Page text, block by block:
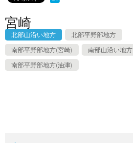
宮崎
北部山沿い地方 北部平野部地方
南部平野部地方(宮崎) 南部山沿い地方
南部平野部地方(油津)